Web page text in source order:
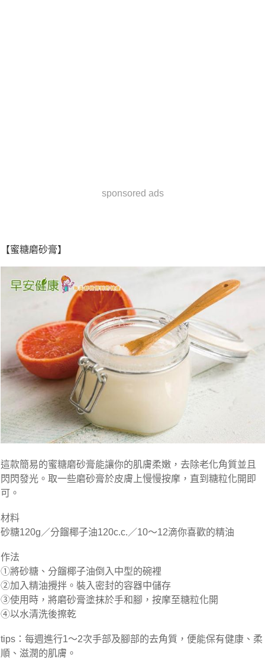
sponsored ads
【蜜糖磨砂膏】
這款簡易的蜜糖磨砂膏能讓你的肌膚柔嫩，去除老化角質並且
閃閃發光。取一些磨砂膏於皮膚上慢慢按摩，直到糖粒化開即
可。
材料
砂糖120g／分餾椰子油120c.c.／10～12滴你喜歡的精油
作法
①將砂糖、分餾椰子油倒入中型的碗裡
②加入精油攪拌。裝入密封的容器中儲存
③使用時，將磨砂膏塗抹於手和腳，按摩至糖粒化開
④以水清洗後擦乾
tips：每週進行1～2次手部及腳部的去角質，便能保有健康、柔
順、滋潤的肌膚。